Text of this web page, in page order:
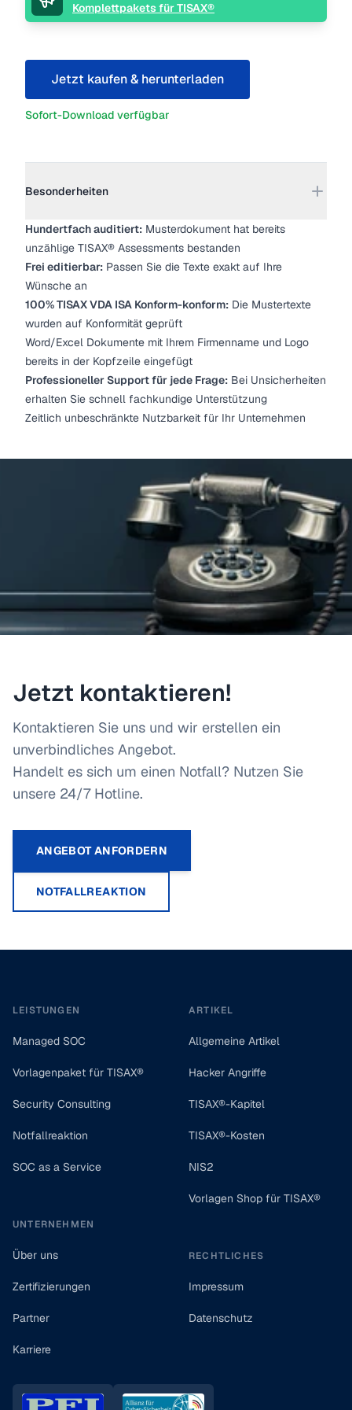
Komplettpakets für TISAX®
Jetzt kaufen & herunterladen
Sofort-Download verfügbar
Besonderheiten
Hundertfach auditiert: Musterdokument hat bereits
unzählige TISAX® Assessments bestanden
Frei editierbar: Passen Sie die Texte exakt auf Ihre
Wünsche an
100% TISAX VDA ISA Konform-konform: Die Mustertexte
wurden auf Konformität geprüft
Word/Excel Dokumente mit Ihrem Firmenname und Logo
bereits in der Kopfzeile eingefügt
Professioneller Support für jede Frage: Bei Unsicherheiten
erhalten Sie schnell fachkundige Unterstützung
Zeitlich unbeschränkte Nutzbarkeit für Ihr Unternehmen
Jetzt kontaktieren!
Kontaktieren Sie uns und wir erstellen ein
unverbindliches Angebot.
Handelt es sich um einen Notfall? Nutzen Sie
unsere 24/7 Hotline.
ANGEBOT ANFORDERN
NOTFALLREAKTION
LEISTUNGEN
Managed SOC
Vorlagenpaket für TISAX®
Security Consulting
Notfallreaktion
SOC as a Service
UNTERNEHMEN
Über uns
Zertifizierungen
Partner
Karriere
ARTIKEL
Allgemeine Artikel
Hacker Angriffe
TISAX®-Kapitel
TISAX®-Kosten
NIS2
Vorlagen Shop für TISAX®
RECHTLICHES
Impressum
Datenschutz